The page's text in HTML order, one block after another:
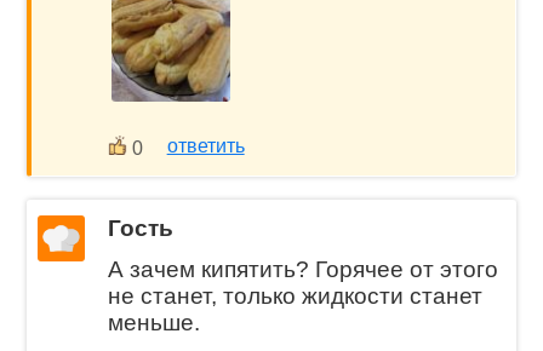
0 ответить
Гость
А зачем кипятить? Горячее от этого
не станет, только жидкости станет
меньше.